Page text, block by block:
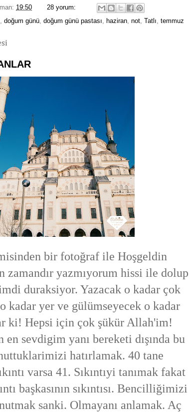
19:50
28 yorum:
doğum günü doğum günü pastası haziran not Tatlı temmuz
bir fotoğraf ile Hoşgeldin
zamandır yazmıyorum hissi ile dolup
duraksiyor. Yazacak o kadar çok
kadar yer ve gülümseyecek o kadar
ki! Hepsi için çok şükür Allah'im!
sevdigim yanı bereketi dışında bu
hatırlamak. 40 tane
varsa 41. Sıkıntıyi tanımak fakat
başkasının sıkıntısı. Bencilliğimizi
sanki. Olmayanı anlamak. Aç